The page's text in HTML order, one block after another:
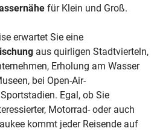
für Klein und Groß.
erwartet Sie eine
aus quirligen Stadtvierteln,
Erholung am Wasser
bei Open-Air-
Egal, ob Sie
Motorrad- oder auch
kommt jeder Reisende auf